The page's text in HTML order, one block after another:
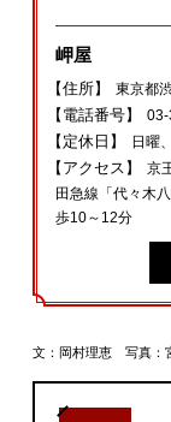
岬屋
【住所】 東京都
【電話番号】
【定休日】 日曜
【アクセス】
京
田急線「代々木
歩10～12分
文：岡村理恵 写真：